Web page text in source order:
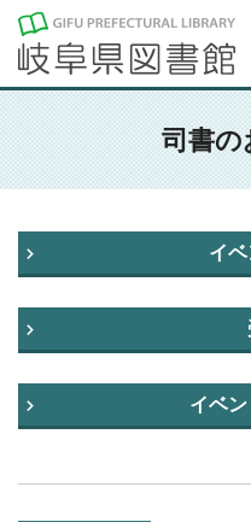
司書の
イ
イベ